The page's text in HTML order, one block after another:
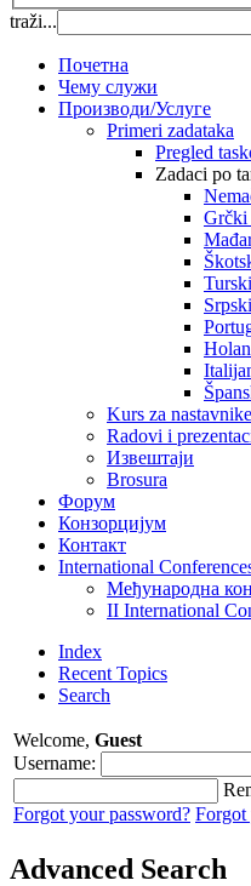
traži...
Почетна
Чему служи
Производи/Услуге
Primeri zadataka
Pregled
Zadaci po
Grčki
Kurs za nastavnike
Radovi i
Извештаји
Brosura
Форум
Конзорцијум
Контакт
International
Mеђународна
II International
Index
Recent Topics
Search
Welcome, Guest
Username:
Forgot your password? Forgot
Advanced Search